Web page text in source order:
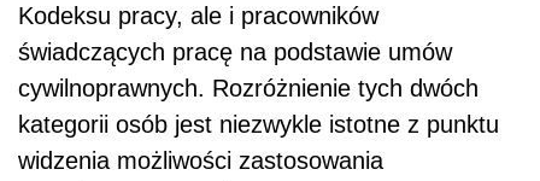
Kodeksu pracy, ale i pracowników
świadczących pracę na podstawie umów
cywilnoprawnych. Rozróżnienie tych dwóch
kategorii osób jest niezwykle istotne z punktu
widzenia możliwości zastosowania